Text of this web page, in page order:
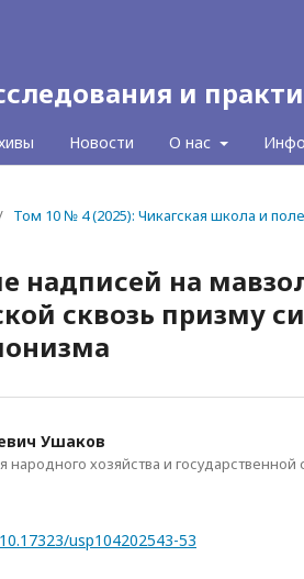
и
Новости О нас
Том 10 № 4 (2025): Чикагская школа и
надписей на
сквозь призму
Ушаков
народного хозяйства и государственной
usp104202543-53